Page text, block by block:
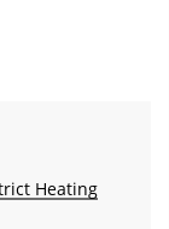
Heating